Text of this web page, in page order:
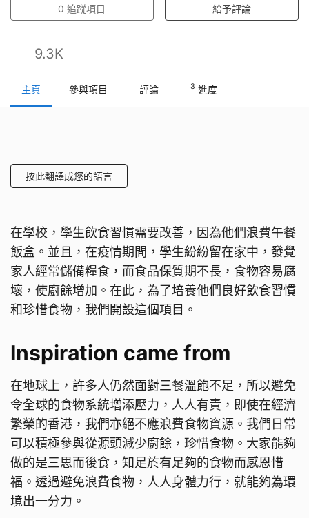
0 追蹤項目 給予評論
9.3K
主頁 參與項目 評論 3 進度
按此翻譯成您的語言
在學校，學生飲食習慣需要改善，因為他們浪費午餐
飯盒。並且，在疫情期間，學生紛紛留在家中，發覺
家人經常儲備糧食，而食品保質期不長，食物容易腐
壞，使廚餘增加。在此，為了培養他們良好飲食習慣
和珍惜食物，我們開設這個項目。
Inspiration came from
在地球上，許多人仍然面對三餐溫飽不足，所以避免
令全球的食物系統增添壓力，人人有責，即使在經濟
繁榮的香港，我們亦絕不應浪費食物資源。我們日常
可以積極參與從源頭減少廚餘，珍惜食物。大家能夠
做的是三思而後食，知足於有足夠的食物而感恩惜
福。透過避免浪費食物，人人身體力行，就能夠為環
境出一分力。